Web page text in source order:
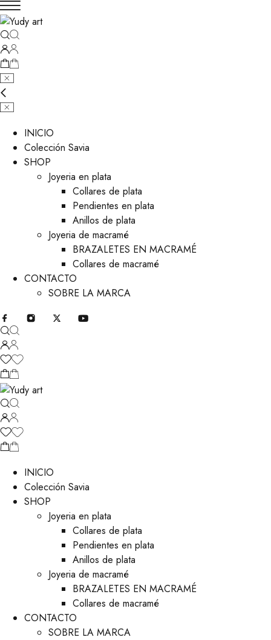
INICIO
Colección Savia
SHOP
Joyeria en plata
Collares de plata
Pendientes en plata
Anillos de plata
Joyeria de macramé
BRAZALETES EN MACRAMÉ
Collares de macramé
CONTACTO
SOBRE LA MARCA
INICIO
Colección Savia
SHOP
Joyeria en plata
Collares de plata
Pendientes en plata
Anillos de plata
Joyeria de macramé
BRAZALETES EN MACRAMÉ
Collares de macramé
CONTACTO
SOBRE LA MARCA